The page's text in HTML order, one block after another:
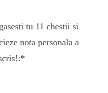
tu 11 chestii si
nota personala a